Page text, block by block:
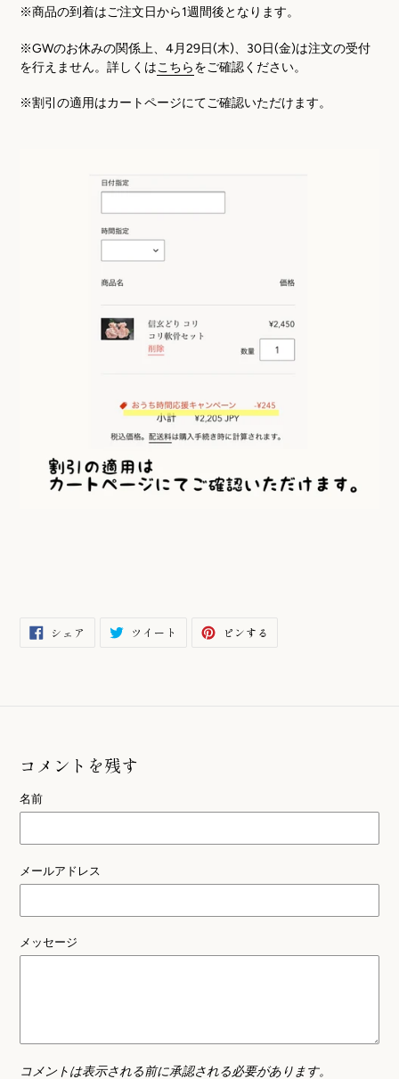
※商品の到着はご注文日から1週間後となります。
※GWのお休みの関係上、 4月29日(木) 30日(金)は注文の受付
を行えません。詳しくはこちらをご確認ください。
※割引の適用はカートページにてご確認いただけます。
シェア FACEBOOK
ツイート TWITTERピンする
コメントを残す
名前
メールアドレス
メッセージ
コメントは表示される前に承認される必要があります。